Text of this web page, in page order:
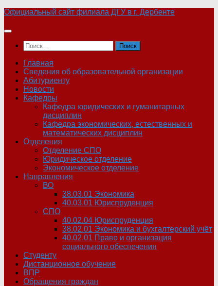
Skip
content
Официальный сайт филиала ДГУ в г. Дербенте
Найти:
Главная
Сведения об образовательной организации
Абитуриенту
Новости
Кафедры
Кафедра юридических и гуманитарных
дисциплин
Кафедра экономических, естественных и
математических дисциплин
Отделения
Отделение СПО
Юридическое отделение
Экономическое отделение
Направления
ВО
38.03.01 Экономика
40.03.01 Юриспруденция
СПО
40.02.04 Юриспруденция
38.02.01 Экономика и бухгалтерский учёт
40.02.01 Право и организация
социального обеспечения
Студенту
Дистанционное обучение
ВПР
Обращения граждан